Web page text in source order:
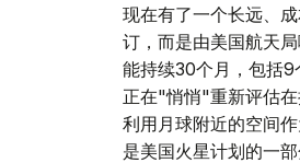
现在有了一个长远、
订，而是由美国航天
能持续30个月，包括
正在"悄悄"重新评估
利用月球附近的空间
是美国火星计划的一部